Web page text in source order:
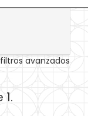
avanzados